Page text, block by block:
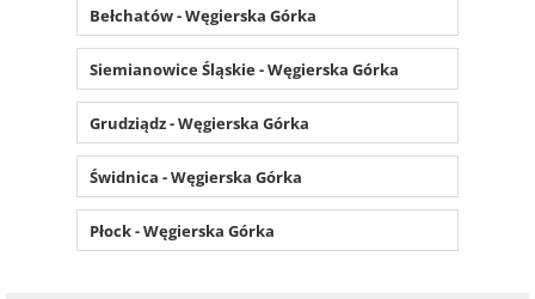
Bełchatów - Węgierska Górka
Siemianowice Śląskie - Węgierska Górka
Grudziądz - Węgierska Górka
Świdnica - Węgierska Górka
Płock - Węgierska Górka